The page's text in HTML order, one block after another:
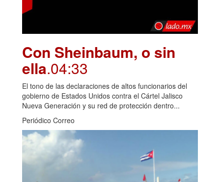
Con Sheinbaum, o sin
ella.04:33
El tono de las declaraciones de altos funcionarios del
gobierno de Estados Unidos contra el Cártel Jalisco
Nueva Generación y su red de protección dentro...
Periódico Correo